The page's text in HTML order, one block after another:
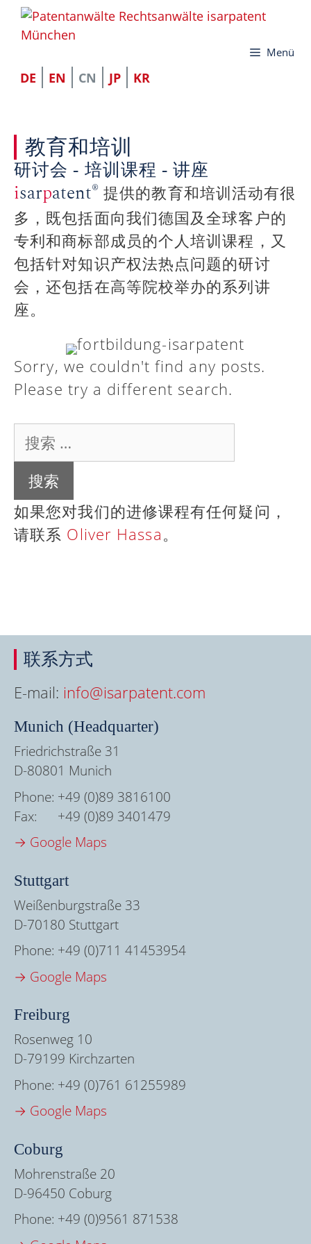
Menü
DE EN CN JP KR
教育和培训
研讨会 - 培训课程 - 讲座
isarpatent® 提供的教育和培训活动有很
多，既包括面向我们德国及全球客户的
专利和商标部成员的个人培训课程，又
包括针对知识产权法热点问题的研讨
会，还包括在高等院校举办的系列讲
座。
Sorry, we couldn't find any posts.
Please try a different search.
搜
索：
如果您对我们的进修课程有任何疑问，
请联系 Oliver Hassa。
联系方式
E-mail: info@isarpatent.com
Munich (Headquarter)
Friedrichstraße 31
D-80801 Munich
Phone: +49 (0)89 3816100
Fax:
+49 (0)89 3401479
→ Google Maps
Stuttgart
Weißenburgstraße 33
D-70180 Stuttgart
Phone: +49 (0)711 41453954
→ Google Maps
Freiburg
Rosenweg 10
D-79199 Kirchzarten
Phone: +49 (0)761 61255989
→ Google Maps
Coburg
Mohrenstraße 20
D-96450 Coburg
Phone: +49 (0)9561 871538